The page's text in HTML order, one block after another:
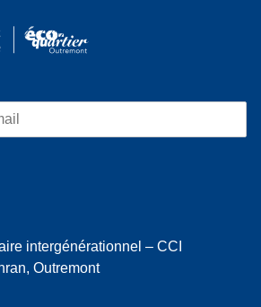
intergénérationnel – CCI
Outremont